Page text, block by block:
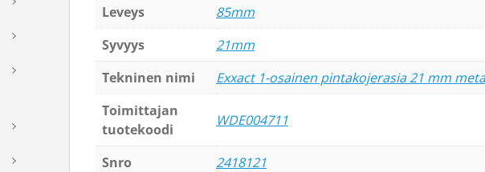
Leveys
85mm
Syvyys
21mm
Tekninen nimi
Exxact 1-osainen pintakojerasia 21 mm
Toimittajan
tuotekoodi
WDE004711
Snro 2418121